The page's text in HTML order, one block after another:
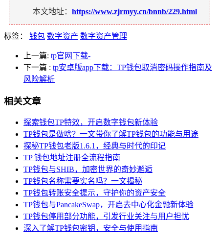
本文地址： https://www.zjrmyy.cn/bnnb/229.html
标签： 钱包 数字资产 数字资产管理
上一篇: tp官网下载-
下一篇 : tp安卓版app下载：TP钱包取消密码操作指南及
风险解析
相关文章
探索钱包TP特效，开启数字钱包新体验
TP钱包是做啥？一文带你了解TP钱包的功能与用途
探秘TP钱包老版1.6.1，经典与时代的印记
TP 钱包地址注册全流程指南
TP钱包与SHIB，加密世界的奇妙邂逅
TP钱包名称需要实名吗？一文揭秘
TP钱包转账安全提示，守护你的资产安全
TP钱包与PancakeSwap，开启去中心化金融新体验
TP钱包停用部分功能，引发行业关注与用户担忧
深入了解TP钱包密钥，安全与使用指南